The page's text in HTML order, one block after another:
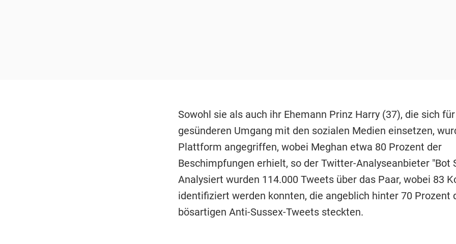
Sowohl sie als auch ihr Ehemann Prinz Harry (37), die sich
gesünderen Umgang mit den sozialen Medien einsetzen,
Plattform angegriffen, wobei Meghan etwa 80 Prozent der
Beschimpfungen erhielt, so der Twitter-Analyseanbieter "Bot
Analysiert wurden 114.000 Tweets über das Paar, wobei 83
identifiziert werden konnten, die angeblich hinter 70 Prozent
bösartigen Anti-Sussex-Tweets steckten.